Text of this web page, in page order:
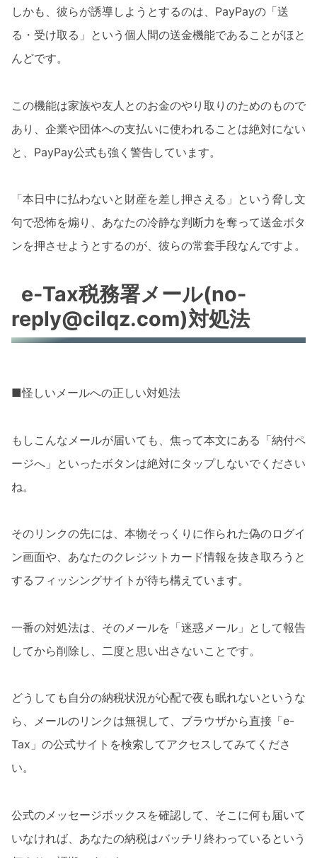
しかも、彼らが誘導しようとするのは、PayPayの「送
る・受け取る」という個人間の送金機能であることがほと
んどです。
この機能は家族や友人とのお金のやり取りのためのもので
あり、企業や団体への支払いに使われることは絶対にない
と、PayPay公式も強く警告しています。
「本日中に払わないと財産を差し押さえる」という脅し文
句で恐怖を煽り、あなたの冷静な判断力を奪って送金ボタ
ンを押させようとするのが、彼らの常套手段なんですよ。
e-Tax税務署メール(no-
reply@cilqz.com)対処法
■怪しいメールへの正しい対処法
もしこんなメールが届いても、焦って本文にある「納付ペ
ージへ」といったボタンは絶対にタップしないでください
ね。
そのリンクの先には、本物そっくりに作られた偽のログイ
ン画面や、あなたのクレジットカード情報を抜き取ろうと
するフィッシングサイトが待ち構えています。
一番の対処法は、そのメールを「迷惑メール」として報告
してから削除し、二度と思い出さないことです。
どうしても自分の納税状況が心配で夜も眠れないというな
ら、メールのリンクは無視して、ブラウザから直接「e-
Tax」の公式サイトを検索してアクセスしてみてくださ
い。
公式のメッセージボックスを確認して、そこに何も届いて
いなければ、あなたの納税はバッチリ終わっているという